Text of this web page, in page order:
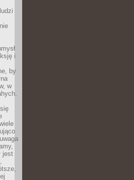
i
by
w
jest